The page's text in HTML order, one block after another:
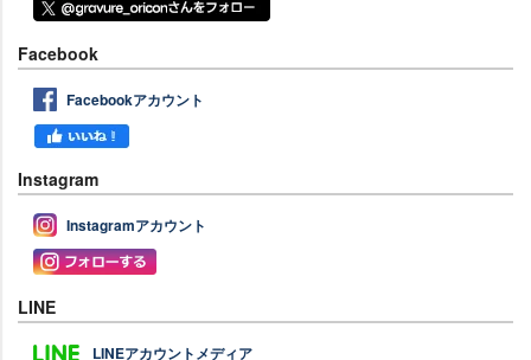
Facebook
Facebookアカウント
Instagram
Instagramアカウント
LINE
LINEアカウントメディア